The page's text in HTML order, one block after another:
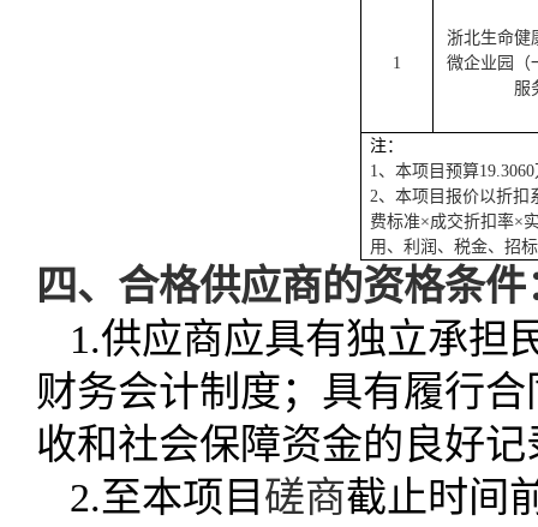
1
浙北生命健
微企业园（
服
注：
1、 本项目预算
2、 本项目报价以折扣
费标准×成交折扣率×
用、利润、税金、招
四、 合格供应商的资格条件
1.供应商应具有独立承担
财务会计制度；具有履行
收和社会保障资金的良好
2.至本项目 磋商截止时间